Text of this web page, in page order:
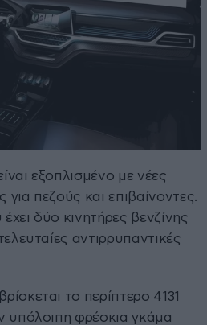
εξοπλισμένο με νέες
για πεζούς και επιβαίνοντες.
δύο κινητήρες βενζίνης
αντιρρυπαντικές
το περίπτερο 4131
υπόλοιπη φρέσκια γκάμα